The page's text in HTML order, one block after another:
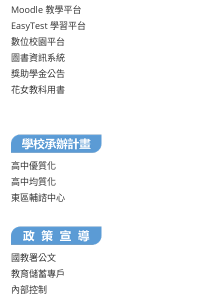
Moodle 教學平台
EasyTest 學習平台
數位校園平台
圖書資訊系統
獎助學金公告
花女教科用書
高中優質化
高中均質化
東區輔諮中心
國教署公文
教育儲蓄專戶
內部控制